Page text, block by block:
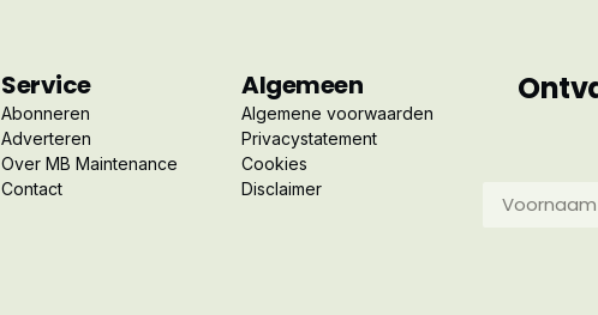
Service
Abonneren
Adverteren
Over MB Maintenance
Contact
Algemeen
Algemene voorwaarden
Privacystatement
Cookies
Disclaimer